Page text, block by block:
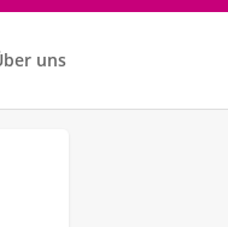
uns